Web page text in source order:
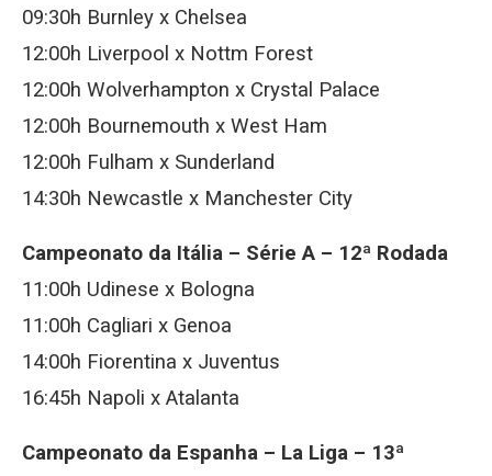
09:30h Burnley x Chelsea
12:00h Liverpool x Nottm Forest
12:00h Wolverhampton x Crystal Palace
12:00h Bournemouth x West Ham
12:00h Fulham x Sunderland
14:30h Newcastle x Manchester City
Campeonato da Itália – Série A – 12ª Rodada
11:00h Udinese x Bologna
11:00h Cagliari x Genoa
14:00h Fiorentina x Juventus
16:45h Napoli x Atalanta
Campeonato da Espanha – La Liga – 13ª